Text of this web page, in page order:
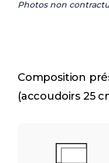
Photos non
Composition
(accoudoirs 25